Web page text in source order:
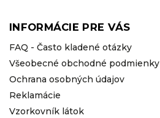
INFORMÁCIE PRE VÁS
FAQ - Často kladené otázky
Všeobecné obchodné podmienky
Ochrana osobných údajov
Reklamácie
Vzorkovník látok